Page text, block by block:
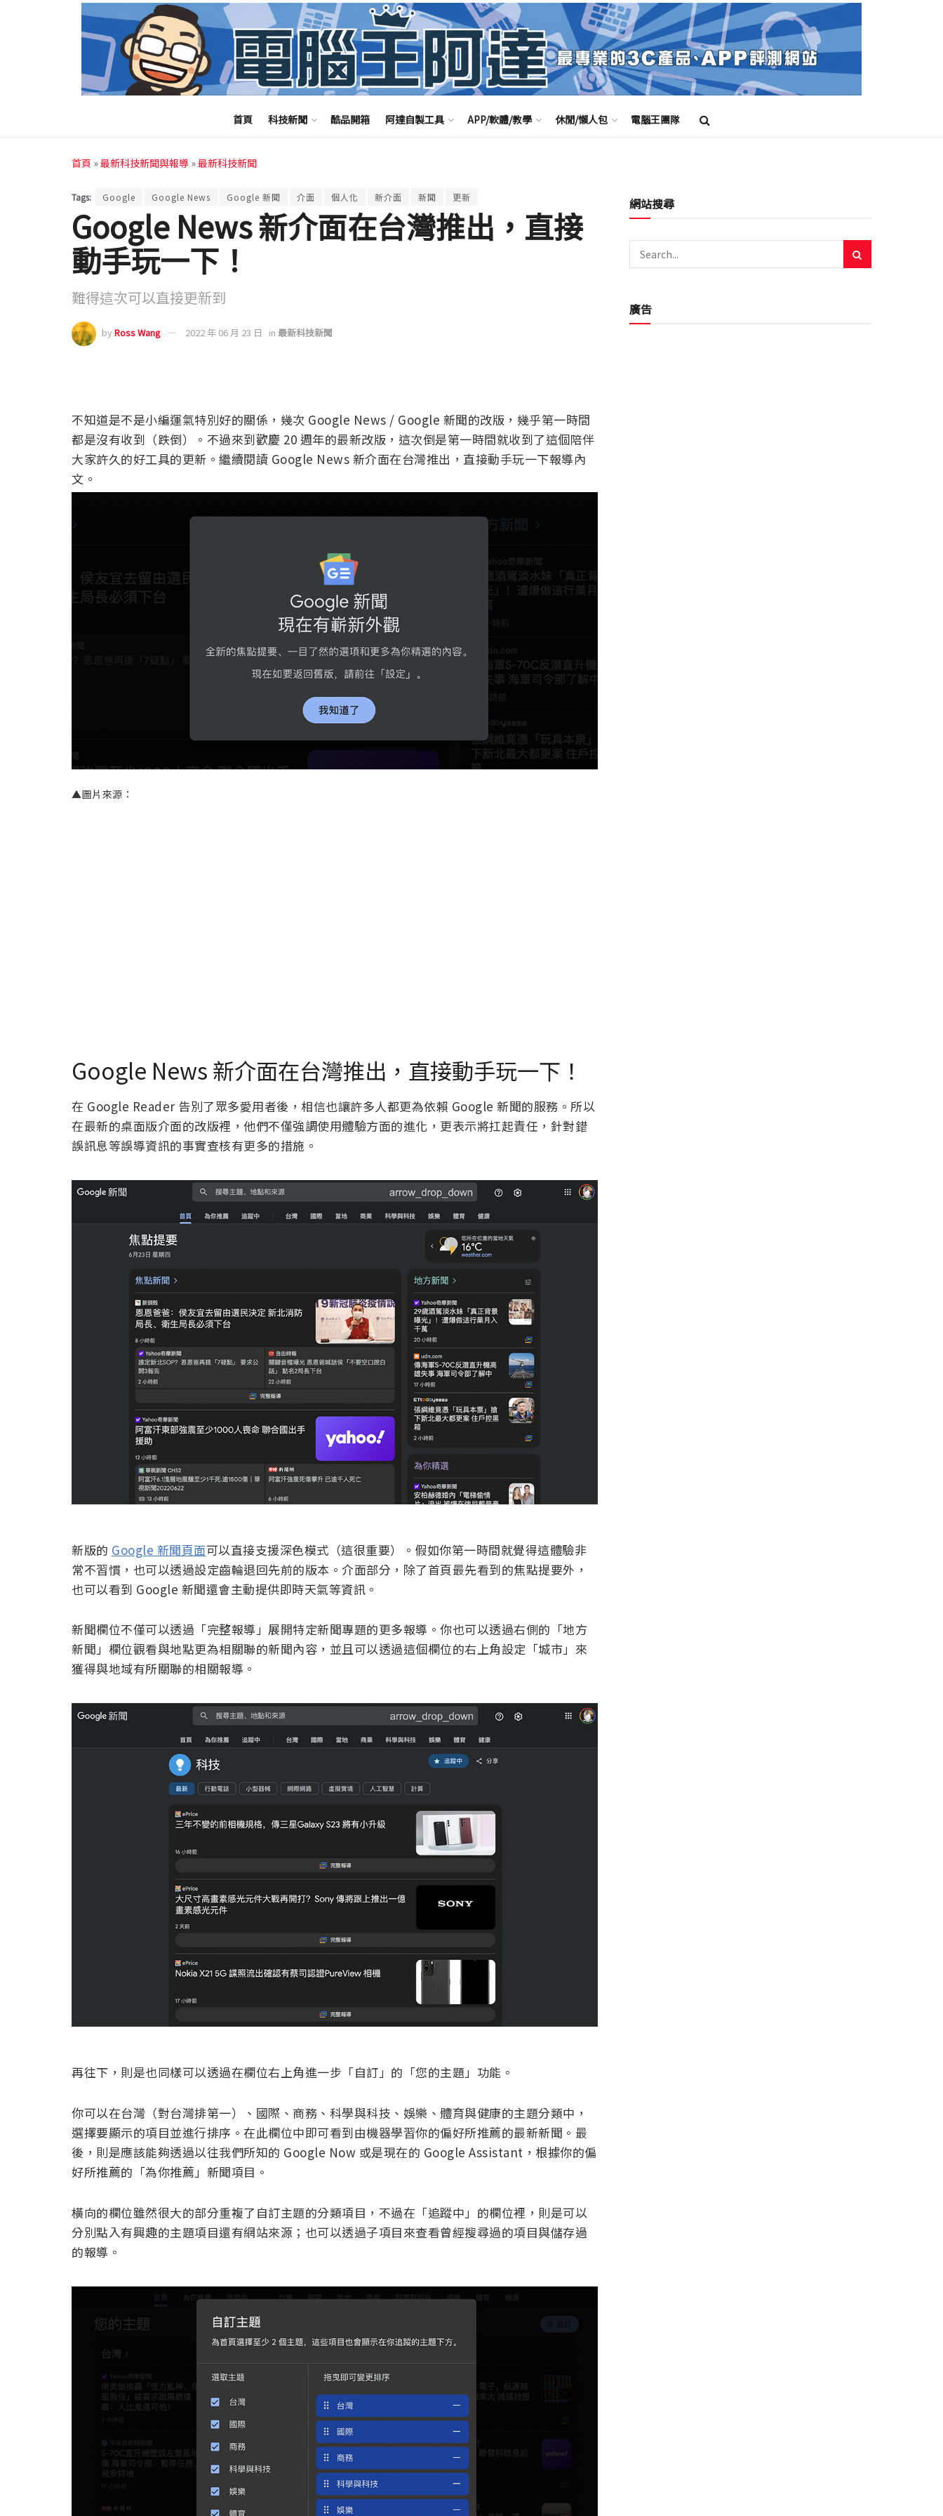
首頁 科技新聞 酷品開箱 阿達自製工具 APP/軟體/教學 休閒/懶人包 電腦王團隊
首頁 »最新科技新聞與報導 »最新科技新聞
Tags: Google Google News Google 新聞 介面 個人化 新介面 新聞 更新
Google News 新介面在台灣推出，直接
動手玩一下！
難得這次可以直接更新到
byRoss Wang 2022 年 06 月 23 日 in 最新科技新聞
不知道是不是小編運氣特別好的關係，幾次 Google News / Google 新聞的改版，幾乎第一時間
都是沒有收到（跌倒）。不過來到歡慶 20 週年的最新改版，這次倒是第一時間就收到了這個陪伴
大家許久的好工具的更新。繼續閱讀 Google News 新介面在台灣推出，直接動手玩一下報導內
文。
▲圖片來源：
Google News 新介面在台灣推出，直接動手玩一下！
在 Google Reader 告別了眾多愛用者後，相信也讓許多人都更為依賴 Google 新聞的服務。所以
在最新的桌面版介面的改版裡，他們不僅強調使用體驗方面的進化，更表示將扛起責任，針對錯
誤訊息等誤導資訊的事實查核有更多的措施。
新版的 Google 新聞頁面可以直接支援深色模式（這很重要）。假如你第一時間就覺得這體驗非
常不習慣，也可以透過設定齒輪退回先前的版本。介面部分，除了首頁最先看到的焦點提要外，
也可以看到 Google 新聞還會主動提供即時天氣等資訊。
新聞欄位不僅可以透過「完整報導」展開特定新聞專題的更多報導。你也可以透過右側的「地方
新聞」欄位觀看與地點更為相關聯的新聞內容，並且可以透過這個欄位的右上角設定「城市」來
獲得與地域有所關聯的相關報導。
再往下，則是也同樣可以透過在欄位右上角進一步「自訂」的「您的主題」功能。
你可以在台灣（對台灣排第一）、國際、商務、科學與科技、娛樂、體育與健康的主題分類中，
選擇要顯示的項目並進行排序。在此欄位中即可看到由機器學習你的偏好所推薦的最新新聞。最
後，則是應該能夠透過以往我們所知的 Google Now 或是現在的 Google Assistant，根據你的偏
好所推薦的「為你推薦」新聞項目。
橫向的欄位雖然很大的部分重複了自訂主題的分類項目，不過在「追蹤中」的欄位裡，則是可以
分別點入有興趣的主題項目還有網站來源；也可以透過子項目來查看曾經搜尋過的項目與儲存過
的報導。
網站搜尋
廣告